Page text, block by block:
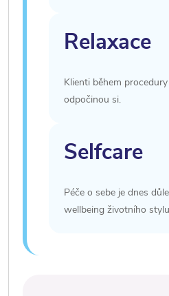
Relaxace
Klienti během
odpočinou si.
Selfcare
Péče o sebe je dnes
wellbeing životního